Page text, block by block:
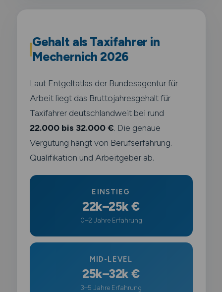
Gehalt als Taxifahrer in
Mechernich 2026
Laut Entgeltatlas der Bundesagentur für
Arbeit liegt das Bruttojahresgehalt für
Taxifahrer deutschlandweit bei rund
22.000 bis 32.000 €. Die genaue
Vergütung hängt von Berufserfahrung.
Qualifikation und Arbeitgeber ab.
EINSTIEG
22k–25k €
0–2 Jahre Erfahrung
MID-LEVEL
25k–32k €
3–5 Jahre Erfahrung